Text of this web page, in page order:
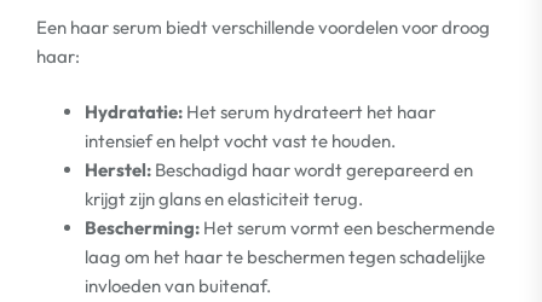
Een haar serum biedt verschillende voordelen voor droog
haar:
Hydratatie: Het serum hydrateert het haar
intensief en helpt vocht vast te houden.
Herstel: Beschadigd haar wordt gerepareerd en
krijgt zijn glans en elasticiteit terug.
Bescherming: Het serum vormt een beschermende
laag om het haar te beschermen tegen schadelijke
invloeden van buitenaf.